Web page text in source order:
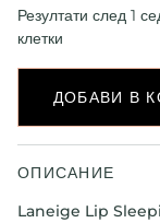
Резултати след 1
клетки
ДОБАВИ В
ОПИСАНИЕ
Laneige Lip